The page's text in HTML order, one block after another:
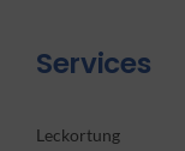
Services
Leckortung